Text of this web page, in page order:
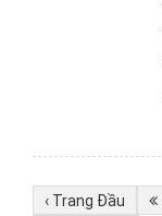
‹ Trang Đầu